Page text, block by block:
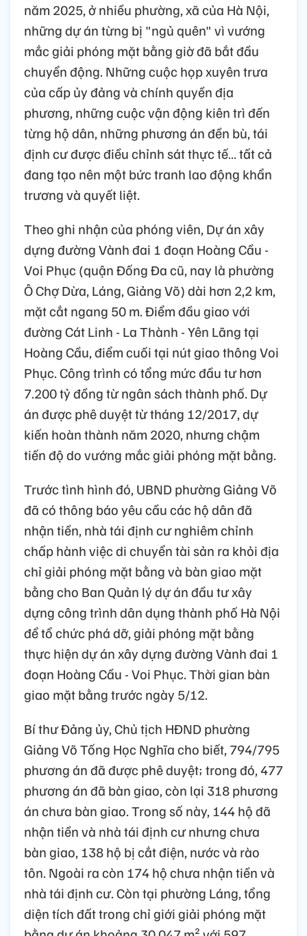
năm 2025, ở nhiều phường, xã của Hà Nội,
những dự án từng bị "ngủ quên" vì vướng
mắc giải phóng mặt bằng giờ đã bắt đầu
chuyển động. Những cuộc họp xuyên trưa
của cấp ủy đảng và chính quyền địa
phương, những cuộc vận động kiên trì đến
từng hộ dân, những phương án đền bù, tái
định cư được điều chỉnh sát thực tế… tất cả
đang tạo nên một bức tranh lao động khẩn
trương và quyết liệt.
Theo ghi nhận của phóng viên, Dự án xây
dựng đường Vành đai 1 đoạn Hoàng Cầu -
Voi Phục (quận Đống Đa cũ, nay là phường
Ô Chợ Dừa, Láng, Giảng Võ) dài hơn 2,2 km,
mặt cắt ngang 50 m. Điểm đầu giao với
đường Cát Linh - La Thành - Yên Lãng tại
Hoàng Cầu, điểm cuối tại nút giao thông Voi
Phục. Công trình có tổng mức đầu tư hơn
7.200 tỷ đồng từ ngân sách thành phố. Dự
án được phê duyệt từ tháng 12/2017, dự
kiến hoàn thành năm 2020, nhưng chậm
tiến độ do vướng mắc giải phóng mặt bằng.
Trước tình hình đó, UBND phường Giảng Võ
đã có thông báo yêu cầu các hộ dân đã
nhận tiền, nhà tái định cư nghiêm chỉnh
chấp hành việc di chuyển tài sản ra khỏi địa
chỉ giải phóng mặt bằng và bàn giao mặt
bằng cho Ban Quản lý dự án đầu tư xây
dựng công trình dân dụng thành phố Hà Nội
để tổ chức phá dỡ, giải phóng mặt bằng
thực hiện dự án xây dựng đường Vành đai 1
đoạn Hoàng Cầu - Voi Phục. Thời gian bàn
giao mặt bằng trước ngày 5/12.
Bí thư Đảng ủy, Chủ tịch HĐND phường
Giảng Võ Tống Học Nghĩa cho biết, 794/795
phương án đã được phê duyệt; trong đó, 477
phương án đã bàn giao, còn lại 318 phương
án chưa bàn giao. Trong số này, 144 hộ đã
nhận tiền và nhà tái định cư nhưng chưa
bàn giao, 138 hộ bị cắt điện, nước và rào
tôn. Ngoài ra còn 174 hộ chưa nhận tiền và
nhà tái định cư. Còn tại phường Láng, tổng
diện tích đất trong chỉ giới giải phóng mặt